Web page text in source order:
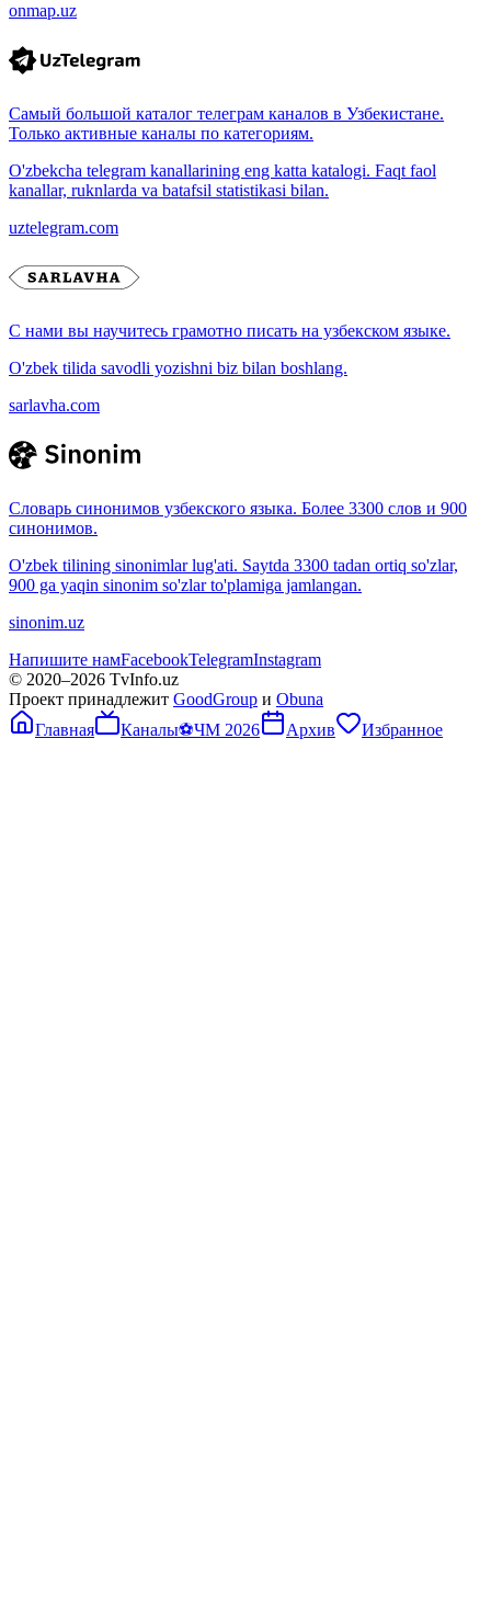
onmap.uz
Самый большой каталог телеграм каналов в Узбекистане.
Только активные каналы по категориям.
O'zbekcha telegram kanallarining eng katta katalogi. Faqt faol
kanallar, ruknlarda va batafsil statistikasi bilan.
uztelegram.com
С нами вы научитесь грамотно писать на узбекском языке.
O'zbek tilida savodli yozishni biz bilan boshlang.
sarlavha.com
Словарь синонимов узбекского языка. Более 3300 слов и 900
синонимов.
O'zbek tilining sinonimlar lug'ati. Saytda 3300 tadan ortiq so'zlar,
900 ga yaqin sinonim so'zlar to'plamiga jamlangan.
sinonim.uz
Напишите намFacebookTelegramInstagram
© 2020–2026 TvInfo.uz
Проект принадлежит GoodGroup и Obuna
Главная
Каналы⚽ЧМ 2026 Архив Избранное